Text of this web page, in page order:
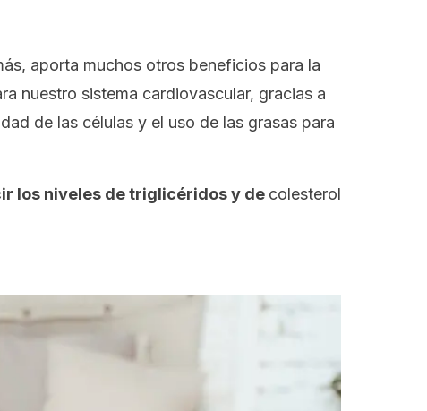
aporta muchos otros beneficios para la
nuestro sistema cardiovascular, gracias a
de las células y el uso de las grasas para
los niveles de triglicéridos y de colesterol